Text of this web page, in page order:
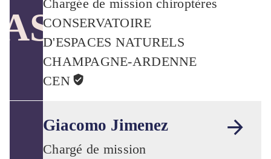
AS
Chargée de mission chiroptères
CONSERVATOIRE
D'ESPACES NATURELS
CHAMPAGNE-ARDENNE
CEN
Giacomo Jimenez
Chargé de mission